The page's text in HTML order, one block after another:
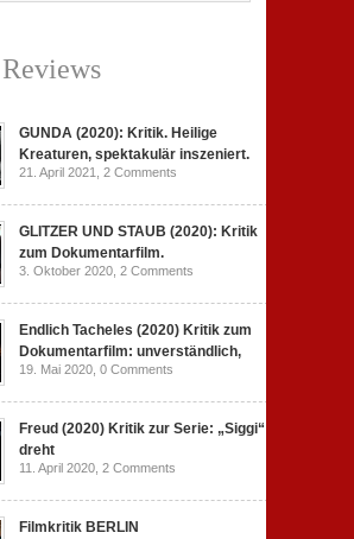
GUNDA (2020): Kritik. Heilige
Kreaturen, spektakulär inszeniert.
21. April 2021, 2 Comments
GLITZER UND STAUB (2020): Kritik
zum Dokumentarfilm.
3. Oktober 2020, 2 Comments
Endlich Tacheles (2020) Kritik zum
Dokumentarfilm: unverständlich,
19. Mai 2020, 0 Comments
Freud (2020) Kritik zur Serie: „Siggi“
dreht
11. April 2020, 2 Comments
Filmkritik BERLIN